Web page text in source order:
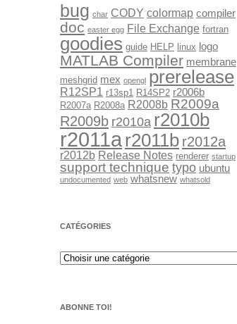
bug char CODY colormap compiler
doc easter egg File Exchange fortran
goodies guide HELP linux logo
MATLAB Compiler membrane
meshgrid mex opengl prerelease
R12SP1 r13sp1 R14SP2 r2006b
R2007a R2008a R2008b R2009a
R2009b r2010a r2010b
r2011ar2011b r2012a
r2012b Release Notes renderer startup
support technique typo ubuntu
undocumented web whatsnew whatsold
CATÉGORIES
ABONNE TOI!